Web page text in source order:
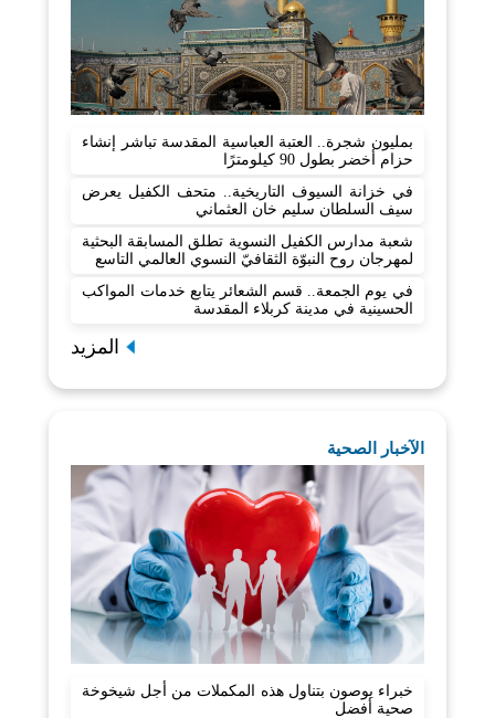
بمليون شجرة.. العتبة العباسية المقدسة تباشر إنشاء
حزام أخضر بطول 90 كيلومترًا
في خزانة السيوف التاريخية.. متحف الكفيل يعرض
سيف السلطان سليم خان العثماني
شعبة مدارس الكفيل النسوية تطلق المسابقة البحثية
لمهرجان روح النبوّة الثقافيّ النسوي العالمي التاسع
في يوم الجمعة.. قسم الشعائر يتابع خدمات المواكب
الحسينية في مدينة كربلاء المقدسة
المزيد
الآخبار الصحية
خبراء يوصون بتناول هذه المكملات من أجل شيخوخة
صحية أفضل